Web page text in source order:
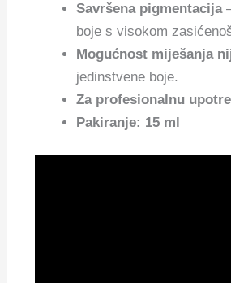
Savršena pigmentacija
boje s visokom
Mogućnost miješanja
jedinstvene boje.
Za profesionalnu
Pakiranje: 15 ml